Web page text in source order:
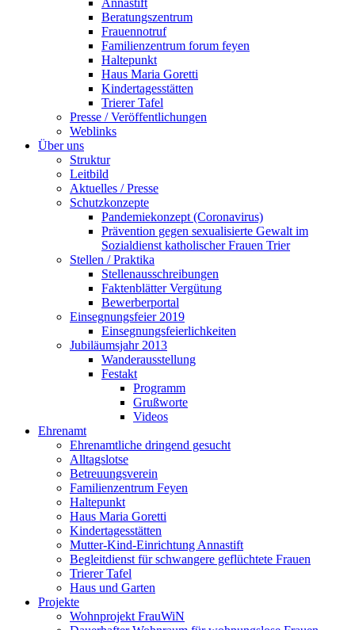
Annastift
Beratungszentrum
Frauennotruf
Familienzentrum forum feyen
Haltepunkt
Haus Maria Goretti
Kindertagesstätten
Trierer Tafel
Presse / Veröffentlichungen
Weblinks
Über uns
Struktur
Leitbild
Aktuelles / Presse
Schutzkonzepte
Pandemiekonzept (Coronavirus)
Prävention gegen sexualisierte Gewalt im
Sozialdienst katholischer Frauen Trier
Stellen / Praktika
Stellenausschreibungen
Faktenblätter Vergütung
Bewerberportal
Einsegnungsfeier 2019
Einsegnungsfeierlichkeiten
Jubiläumsjahr 2013
Wanderausstellung
Festakt
Programm
Grußworte
Videos
Ehrenamt
Ehrenamtliche dringend gesucht
Alltagslotse
Betreuungsverein
Familienzentrum Feyen
Haltepunkt
Haus Maria Goretti
Kindertagesstätten
Mutter-Kind-Einrichtung Annastift
Begleitdienst für schwangere geflüchtete Frauen
Trierer Tafel
Haus und Garten
Projekte
Wohnprojekt FrauWiN